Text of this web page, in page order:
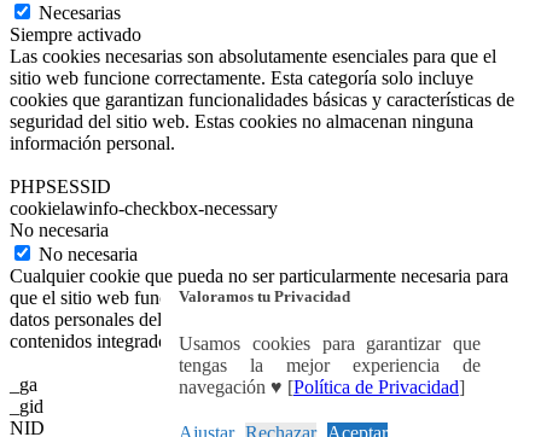
Valoramos tu Privacidad
Usamos cookies para garantizar que
tengas la mejor experiencia de
navegación ♥ [Política de Privacidad]
Ajustar Rechazar Aceptar
Necesarias
Siempre activado
Las cookies necesarias son absolutamente esenciales para que el
sitio web funcione correctamente. Esta categoría solo incluye
cookies que garantizan funcionalidades básicas y características de
seguridad del sitio web. Estas cookies no almacenan ninguna
información personal.
PHPSESSID
cookielawinfo-checkbox-necessary
No necesaria
No necesaria
Cualquier cookie que pueda no ser particularmente necesaria para
que el sitio web funcione y se utilice específicamente para recopilar
datos personales del usuario a través de análisis, anuncios y otros
contenidos integrados se denomina cookie no necesaria.
_ga
_gid
NID